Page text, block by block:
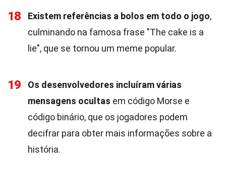
18 Existem referências a bolos em todo o jogo,
culminando na famosa frase "The cake is a
lie", que se tornou um meme popular.
19
Os desenvolvedores incluíram várias
mensagens ocultas em código Morse e
código binário, que os jogadores podem
decifrar para obter mais informações sobre a
história.